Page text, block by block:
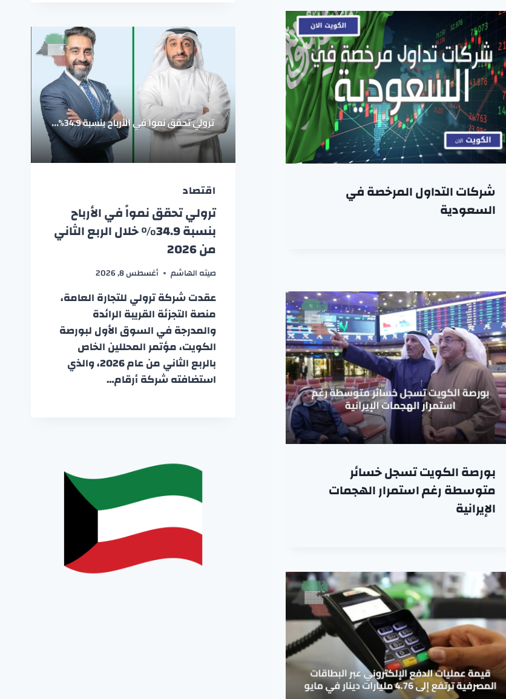
شركات التداول المرخصة في
السعودية
بورصة الكويت تسجل خسائر
متوسطة رغم استمرار الهجمات
الإيرانية
اقتصاد
ترولي تحقق نمواً في الأرباح
بنسبة 34.9% خلال الربع الثاني
من 2026
صيته الهاشم أغسطس 8, 2026
عقدت شركة ترولي للتجارة العامة،
منصة التجزئة القريبة الرائدة
والمدرجة في السوق الأول لبورصة
الكويت، مؤتمر المحللين الخاص
بالربع الثاني من عام 2026، والذي
استضافته شركة أرقام…